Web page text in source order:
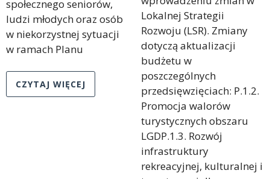
społecznego seniorów,
ludzi młodych oraz osób
w niekorzystnej sytuacji
w ramach Planu
CZYTAJ WIĘCEJ
Lokalnej Strategii
Rozwoju (LSR). Zmiany
dotyczą aktualizacji
budżetu w
poszczególnych
przedsięwzięciach: P.1.2.
Promocja walorów
turystycznych obszaru
LGDP.1.3. Rozwój
infrastruktury
rekreacyjnej, kulturalnej i